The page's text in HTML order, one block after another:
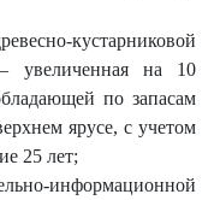
кустарниковой
– увеличенная на 10
по запасам
ярусе, с учетом
25 лет;
информационной